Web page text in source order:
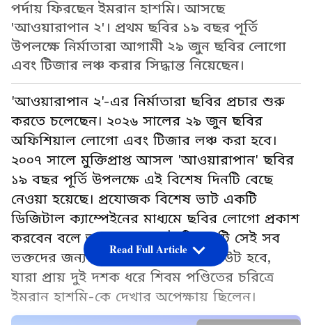
পর্দায় ফিরছেন ইমরান হাশমি। আসছে
'আওয়ারাপান ২'। প্রথম ছবির ১৯ বছর পূর্তি
উপলক্ষে নির্মাতারা আগামী ২৯ জুন ছবির লোগো
এবং টিজার লঞ্চ করার সিদ্ধান্ত নিয়েছেন।
'আওয়ারাপান ২'-এর নির্মাতারা ছবির প্রচার শুরু
করতে চলেছেন। ২০২৬ সালের ২৯ জুন ছবির
অফিশিয়াল লোগো এবং টিজার লঞ্চ করা হবে।
২০০৭ সালে মুক্তিপ্রাপ্ত আসল 'আওয়ারাপান' ছবির
১৯ বছর পূর্তি উপলক্ষে এই বিশেষ দিনটি বেছে
নেওয়া হয়েছে। প্রযোজক বিশেষ ভাট একটি
ডিজিটাল ক্যাম্পেইনের মাধ্যমে ছবির লোগো প্রকাশ
করবেন বলে জানা গেছে। এই টিজারটি সেই সব
ভক্তদের জন্য একটি নস্টালজিক ট্রিবিউট হবে,
যারা প্রায় দুই দশক ধরে শিবম পণ্ডিতের চরিত্রে
ইমরান হাশমি-কে দেখার অপেক্ষায় ছিলেন।
Read Full Article